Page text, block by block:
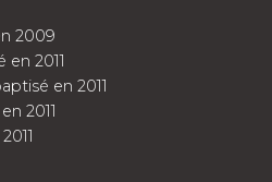
2009
en 2011
en 2011
2011